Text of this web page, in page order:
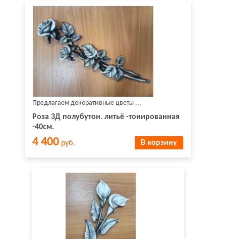
Предлагаем декоративные цветы ...
Роза 3Д полубутон. литьё -тонированная
-40см.
4 400 руб. В корзину